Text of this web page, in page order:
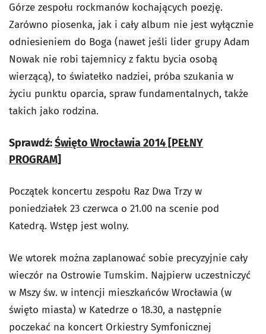
Górze zespołu rockmanów kochających poezję.
Zarówno piosenka, jak i cały album nie jest wyłącznie
odniesieniem do Boga (nawet jeśli lider grupy Adam
Nowak nie robi tajemnicy z faktu bycia osobą
wierzącą), to światełko nadziei, próba szukania w
życiu punktu oparcia, spraw fundamentalnych, także
takich jako rodzina.
Sprawdź:Święto Wrocławia 2014 [PEŁNY
PROGRAM]
Początek koncertu zespołu Raz Dwa Trzy w
poniedziałek 23 czerwca o 21.00 na scenie pod
Katedrą. Wstęp jest wolny.
We wtorek można zaplanować sobie precyzyjnie cały
wieczór na Ostrowie Tumskim. Najpierw uczestniczyć
w Mszy św. w intencji mieszkańców Wrocławia (w
święto miasta) w Katedrze o 18.30, a następnie
poczekać na koncert Orkiestry Symfonicznej